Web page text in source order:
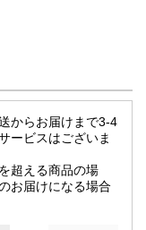
からお届けまで3-4
ービスはございま
超える商品の場
お届けになる場合